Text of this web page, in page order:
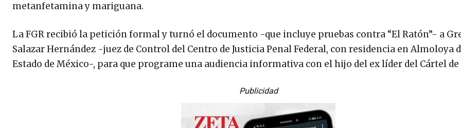
metanfetamina y mariguana.
La FGR recibió la petición formal y turnó el documento -que incluye pruebas contra “El Ratón”- a
Salazar Hernández -juez de Control del Centro de Justicia Penal Federal, con residencia en Almoloya
Estado de México-, para que programe una audiencia informativa con el hijo del ex líder del Cártel de
Publicidad